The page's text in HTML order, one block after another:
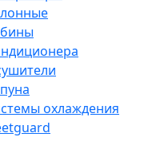
охлаждения